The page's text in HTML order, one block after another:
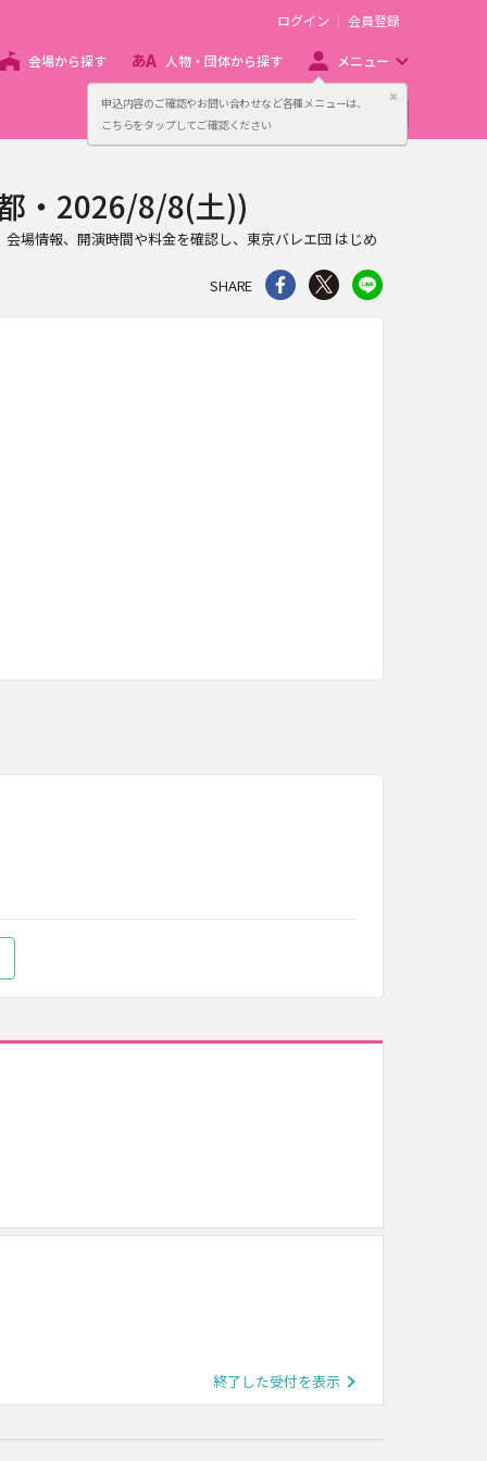
申込内容のご確認やお問い合わせなど各種メニューは、
こちらをタップしてご確認ください
閉じる
ログイン 会員登録
会場から探す 人物・団体から探す メニュー
主催者向け販売サービス
・2026/8/8(土))
場情報、開演時間や料金を確認し、東京バレエ団 はじめ
SHARE
シェア Twitter
終了した受付を表示